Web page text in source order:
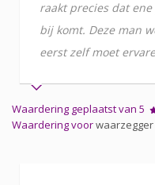
raakt precies dat
bij komt. Deze man
eerst zelf moet
Waardering geplaatst van 5
Waardering voor